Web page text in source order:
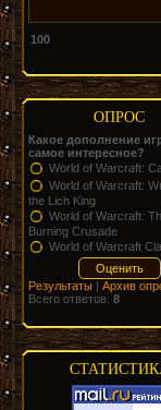
100
ОПРОС
Какое дополнение
самое интересное?
World of Warcraft:
World of Warcraft:
the Lich King
World of Warcraft:
Burning Crusade
World of Warcraft
Результаты | Архив
Всего ответов: 8